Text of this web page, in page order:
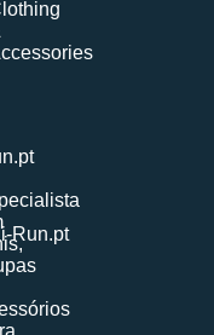
i-Run.pt